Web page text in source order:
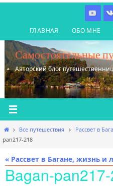
содержимому
ГЛАВНАЯ ОБО МНЕ
Самостоятельные
Авторский блог
Главная
Все путешествия Рассвет в
pan217-218
« Рассвет в Багане, жизнь
Bagan-